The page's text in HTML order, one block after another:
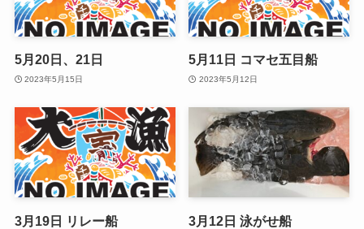
5月20日、21日
2023年5月15日
5月11日 コマセ五目船
2023年5月12日
3月19日 リレー船 3月12日 泳がせ船